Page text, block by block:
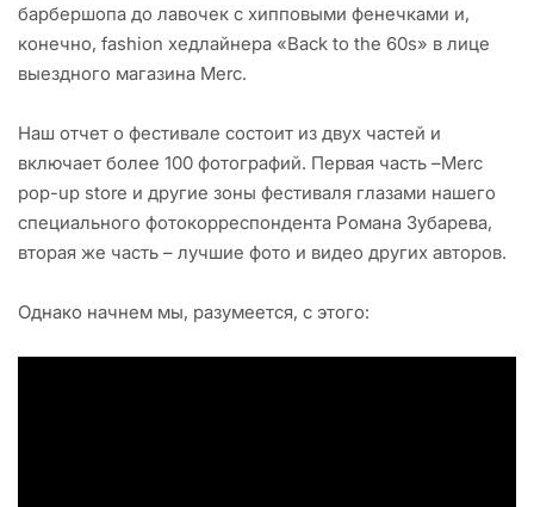
барбершопа до лавочек с хипповыми фенечками и,
конечно, fashion хедлайнера «Back to the 60s» в лице
выездного магазина Merc.
Наш отчет о фестивале состоит из двух частей и
включает более 100 фотографий. Первая часть –Merc
pop-up store и другие зоны фестиваля глазами нашего
специального фотокорреспондента Романа Зубарева,
вторая же часть – лучшие фото и видео других авторов.
Однако начнем мы, разумеется, с этого: